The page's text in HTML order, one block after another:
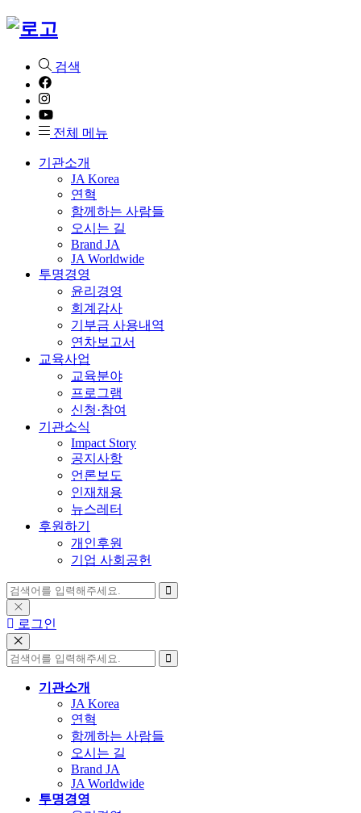
검색
전체 메뉴
기관소개
JA Korea
연혁
함께하는 사람들
오시는 길
Brand JA
JA Worldwide
투명경영
윤리경영
회계감사
기부금 사용내역
연차보고서
교육사업
교육분야
프로그램
신청·참여
기관소식
Impact Story
공지사항
언론보도
인재채용
뉴스레터
후원하기
개인후원
기업 사회공헌
로그인
기관소개
JA Korea
연혁
함께하는 사람들
오시는 길
Brand JA
JA Worldwide
투명경영